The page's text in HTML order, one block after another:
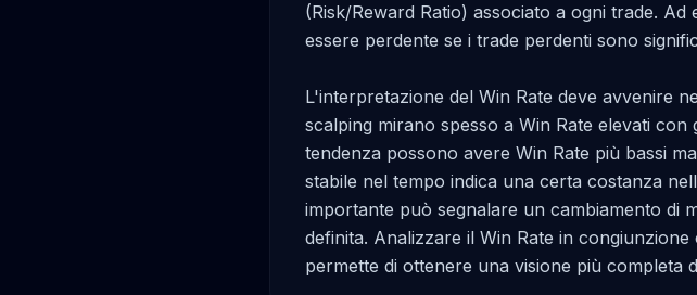
(Risk/Reward Ratio) associato a ogni trade.
essere perdente se i trade perdenti sono
L'interpretazione del Win Rate deve avvenire
scalping mirano spesso a Win Rate elevati
tendenza possono avere Win Rate più bassi
stabile nel tempo indica una certa costanza
importante può segnalare un cambiamento di
definita. Analizzare il Win Rate in
permette di ottenere una visione più completa